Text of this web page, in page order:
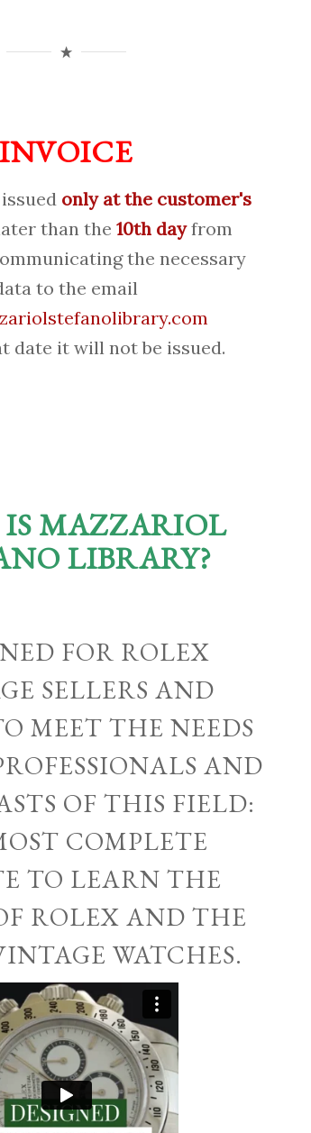
INVOICE
only at the customer's
than the10th dayfrom
the necessary
to the email
date it will not be issued.
MAZZARIOL
LIBRARY?
FOR ROLEX
SELLERS AND
MEET THE NEEDS
AND
OF THIS FIELD:
COMPLETE
TO LEARN THE
ROLEX AND THE
WATCHES.